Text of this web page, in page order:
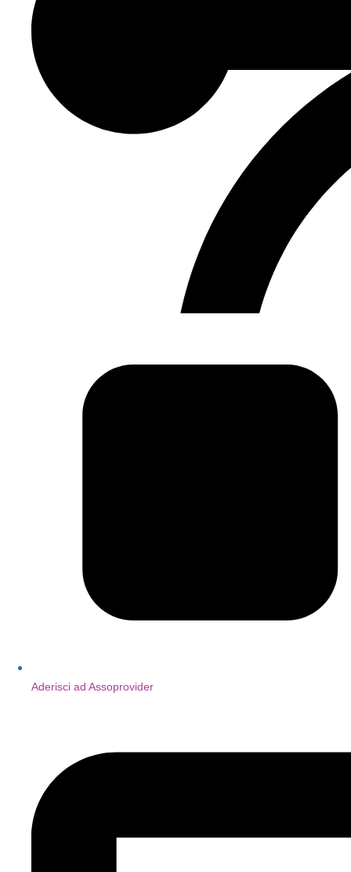
Aderisci ad Assoprovider